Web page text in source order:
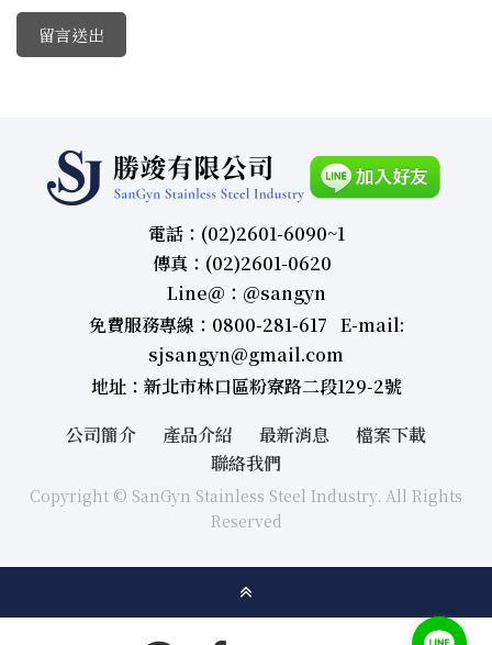
電話：(02)2601-6090~1
傳真：(02)2601-0620
Line＠：＠sangyn
免費服務專線：0800-281-617 E-mail:
sjsangyn@gmail.com
地址：新北市林口區粉寮路二段129-2號
公司簡介
產品介紹 最新消息
檔案下載
聯絡我們
Copyright © SanGyn Stainless Steel Industry. All Rights
Reserved